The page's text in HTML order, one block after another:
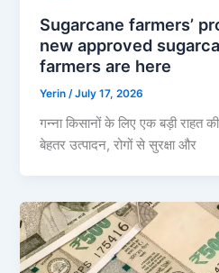
Sugarcane farmers’
new approved
farmers are here
Yerin/July 17, 2026
गन्ना किसानों के लिए एक बड़ी
बेहतर उत्पादन, रोगों से सुरक्षा और